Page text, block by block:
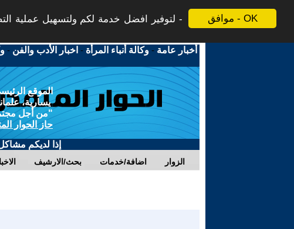
موافق - OK
لتوفير افضل خدمة لكم ولتسهيل عملية
أخبار عامة -وكالة أنباء المرأة - اخبار الأدب والفن -
الموقع
يسارية،
"من أجل
حاز الحوار
إذا لديكم
بحث/الارشيف اضافة/خدمات الزوار